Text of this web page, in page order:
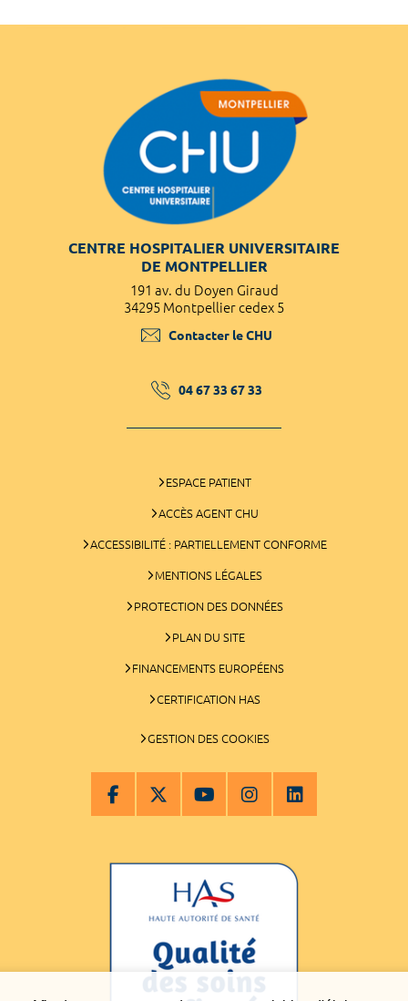
CENTRE HOSPITALIER UNIVERSITAIRE
DE MONTPELLIER
191 av. du Doyen Giraud
34295 Montpellier cedex 5
Contacter le CHU
04 67 33 67 33
ESPACE PATIENT
ACCÈS AGENT CHU
ACCESSIBILITÉ : PARTIELLEMENT CONFORME
MENTIONS LÉGALES
PROTECTION DES DONNÉES
PLAN DU SITE
FINANCEMENTS EUROPÉENS
CERTIFICATION HAS
GESTION DES COOKIES